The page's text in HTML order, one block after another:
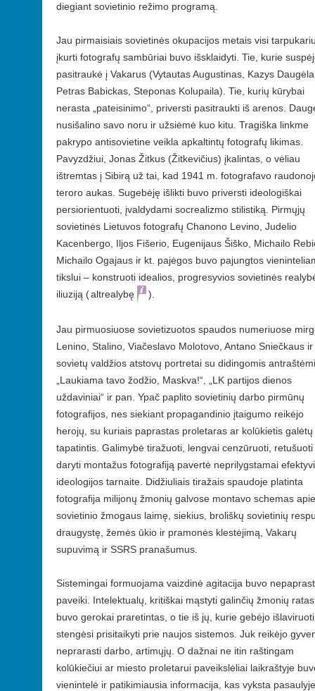
diegiant sovietinio režimo programą.
Jau pirmaisiais sovietinės okupacijos metais visi
įkurti fotografų sambūriai buvo išsklaidyti. Tie, kurie
pasitraukė į Vakarus (Vytautas Augustinas, Kazys
Petras Babickas, Steponas Kolupaila). Tie, kurių kūrybai
nerasta „pateisinimo“, priversti pasitraukti iš arenos.
nusišalino savo noru ir užsiėmė kuo kitu. Tragiška linkme
pakrypo antisovietine veikla apkaltintų fotografų likimas.
Pavyzdžiui, Jonas Žitkus (Žitkevičius) įkalintas, o vėliau
ištremtas į Sibirą už tai, kad 1941 m. fotografavo
teroro aukas. Sugebėję išlikti buvo priversti ideologiškai
persiorientuoti, įvaldydami socrealizmo stilistiką. Pirmųjų
sovietinės Lietuvos fotografų Chanono Levino, Judelio
Kacenbergo, Iljos Fišerio, Eugenijaus Šiško, Michailo
Michailo Ogajaus ir kt. pajėgos buvo pajungtos
tikslui – konstruoti idealios, progresyvios sovietinės
iliuziją (altrealybę ).
Jau pirmuosiuose sovietizuotos spaudos numeriuose
Lenino, Stalino, Viačeslavo Molotovo, Antano Sniečkaus ir
sovietų valdžios atstovų portretai su didingomis
„Laukiama tavo žodžio, Maskva!“, „LK partijos dienos
uždaviniai“ ir pan. Ypač paplito sovietinių darbo pirmūnų
fotografijos, nes siekiant propagandinio įtaigumo reikėjo
herojų, su kuriais paprastas proletaras ar kolūkietis galėtų
tapatintis. Galimybė tiražuoti, lengvai cenzūruoti, retušuoti
daryti montažus fotografiją pavertė neprilygstamai
ideologijos tarnaite. Didžiuliais tiražais spaudoje platinta
fotografija milijonų žmonių galvose montavo schemas apie
sovietinio žmogaus laimę, siekius, broliškų sovietinių
draugystę, žemės ūkio ir pramonės klestėjimą, Vakarų
supuvimą ir SSRS pranašumus.
Sistemingai formuojama vaizdinė agitacija buvo
paveiki. Intelektualų, kritiškai mąstyti galinčių žmonių ratas
buvo gerokai praretintas, o tie iš jų, kurie gebėjo
stengėsi prisitaikyti prie naujos sistemos. Juk reikėjo
neprarasti darbo, artimųjų. O dažnai ne itin raštingam
kolūkiečiui ar miesto proletarui paveikslėliai laikraštyje
vienintelė ir patikimiausia informacija, kas vyksta